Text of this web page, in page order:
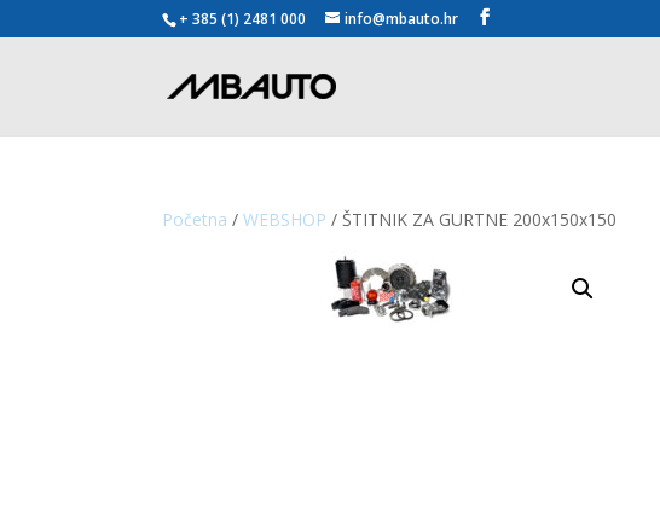
+ 385 (1) 2481 000 info@mbauto.hr
Početna /WEBSHOP / ŠTITNIK ZA GURTNE 200x150x150